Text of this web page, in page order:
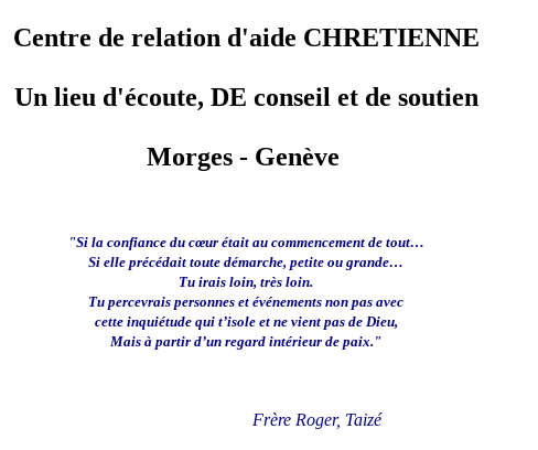
Centre de relation d'aide CHRETIENNE
Un lieu d'écoute, DE conseil et de soutien
Morges - Genève
"Si la confiance du cœur était au commencement de tout…
Si elle précédait toute démarche, petite ou grande…
Tu irais loin, très loin.
Tu percevrais personnes et événements non pas avec
cette inquiétude qui t’isole et ne vient pas de Dieu,
Mais à partir d’un regard intérieur de paix."
Frère Roger, Taizé